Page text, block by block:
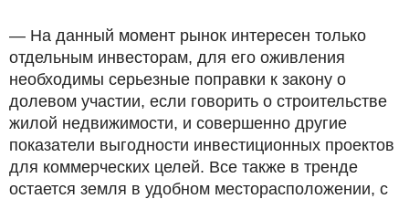
— На данный момент рынок интересен только
отдельным инвесторам, для его оживления
необходимы серьезные поправки к закону о
долевом участии, если говорить о строительстве
жилой недвижимости, и совершенно другие
показатели выгодности инвестиционных проектов
для коммерческих целей. Все также в тренде
остается земля в удобном месторасположении, с